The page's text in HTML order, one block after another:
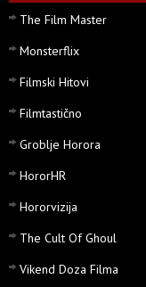
The Film Master
Monsterflix
Filmski Hitovi
Filmtastično
Groblje Horora
HororHR
Hororvizija
The Cult Of Ghoul
Vikend Doza Filma